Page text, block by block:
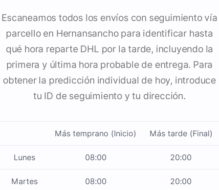
Escaneamos todos los envíos con seguimiento vía
parcello en Hernansancho para identificar hasta
qué hora reparte DHL por la tarde, incluyendo la
primera y última hora probable de entrega. Para
obtener la predicción individual de hoy, introduce
tu ID de seguimiento y tu dirección.
Más temprano (Inicio) Más tarde (Final)
Lunes 08:00 20:00
Martes 08:00 20:00